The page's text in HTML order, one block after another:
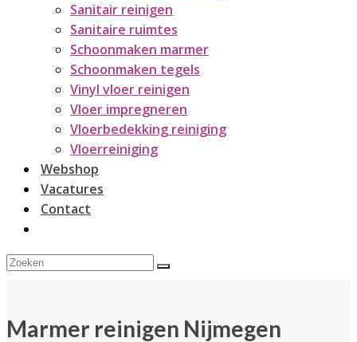
Sanitair reinigen
Sanitaire ruimtes
Schoonmaken marmer
Schoonmaken tegels
Vinyl vloer reinigen
Vloer impregneren
Vloerbedekking reiniging
Vloerreiniging
Webshop
Vacatures
Contact
Marmer reinigen Nijmegen